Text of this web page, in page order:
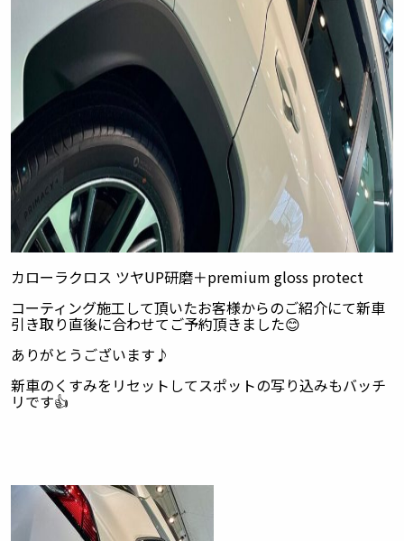
カローラクロス ツヤUP研磨＋premium gloss protect
コーティング施工して頂いたお客様からのご紹介にて新車
引き取り直後に合わせてご予約頂きました😊
ありがとうございます♪
新車のくすみをリセットしてスポットの写り込みもバッチ
リです👍